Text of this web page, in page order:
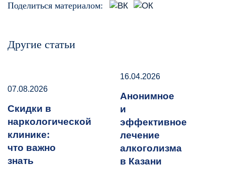
Поделиться материалом:
Другие статьи
07.08.2026
Скидки в
наркологической
клинике:
что важно
знать
16.04.2026
Анонимное
и
эффективное
лечение
алкоголизма
в Казани